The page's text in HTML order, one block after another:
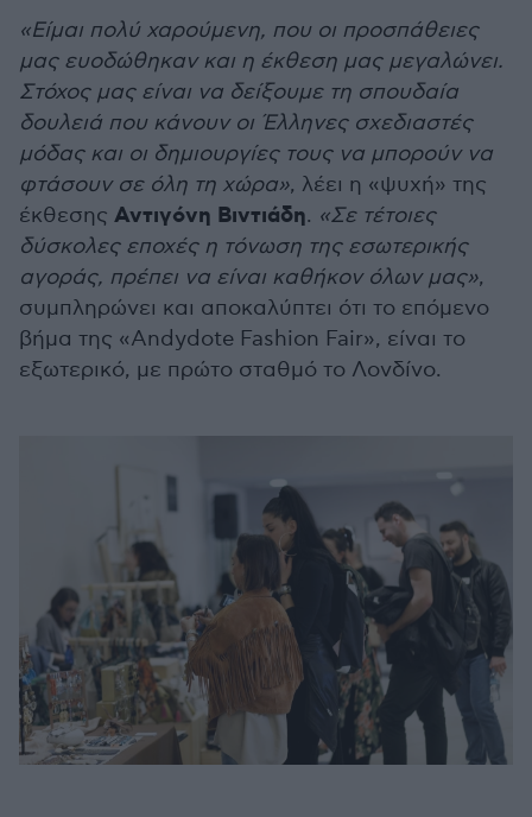
«Είμαι πολύ χαρούμενη, που οι προσπάθειες
μας ευοδώθηκαν και η έκθεση μας μεγαλώνει.
Στόχος μας είναι να δείξουμε τη σπουδαία
δουλειά που κάνουν οι Έλληνες σχεδιαστές
μόδας και οι δημιουργίες τους να μπορούν να
φτάσουν σε όλη τη χώρα», λέει η «ψυχή» της
έκθεσης Αντιγόνη Βιντιάδη. «Σε τέτοιες
δύσκολες εποχές η τόνωση της εσωτερικής
αγοράς, πρέπει να είναι καθήκον όλων μας»,
συμπληρώνει και αποκαλύπτει ότι το επόμενο
βήμα της «Andydote Fashion Fair», είναι το
εξωτερικό, με πρώτο σταθμό το Λονδίνο.